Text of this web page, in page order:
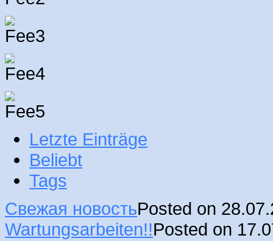
Letzte Einträge
Beliebt
Tags
Свежая новостьPosted on
Wartungsarbeiten!!Posted on